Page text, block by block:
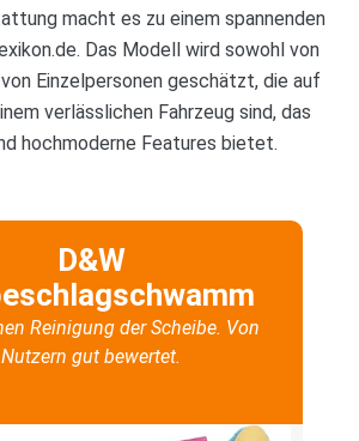
macht es zu einem spannenden
Das Modell wird sowohl von
Einzelpersonen geschätzt, die auf
verlässlichen Fahrzeug sind, das
hochmoderne Features bietet.
D&W
Reinigung der Scheibe. Von
Nutzern gut bewertet.